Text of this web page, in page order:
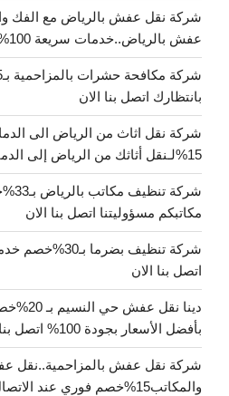
عفش بالرياض..خدمات سريعة 100%وفعالة..اتصل بنا الـأن
بانتظارك اتصل بنا الان
شركة نقل اثاث من الرياض الى
15%لـنقل أثاثك من الرياض إلى الدمام..اتصل بنا الأن
شركة
مكاتبكم مسؤوليتنا اتصل بنا الان
شركة تنظيف
اتصل بنا الان
دينا
بأفضل الأسعار بجودة 100% اتصل بنا الان
شركة نقل عفش بالمزاحمية..نقل
والمكاتب15%خصم فوري عند الاتصال